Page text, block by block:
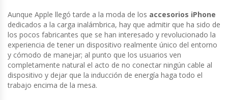
Aunque Apple llegó tarde a la moda de los accesorios iPhone
dedicados a la carga inalámbrica, hay que admitir que ha sido de
los pocos fabricantes que se han interesado y revolucionado la
experiencia de tener un dispositivo realmente único del entorno
y cómodo de manejar; al punto que los usuarios ven
completamente natural el acto de no conectar ningún cable al
dispositivo y dejar que la inducción de energía haga todo el
trabajo encima de la mesa.